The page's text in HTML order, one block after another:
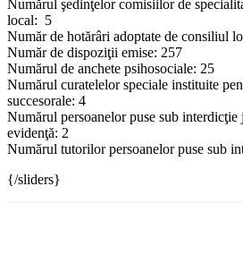
Numărul şedinţelor comisiilor de
local: 5
Număr de hotărâri adoptate de consiliul
Număr de dispoziţii emise: 257
Numărul de anchete psihosociale: 25
Numărul curatelelor speciale instituite
succesorale: 4
Numărul persoanelor puse sub interdicţie
evidenţă: 2
Numărul tutorilor persoanelor puse sub
{/sliders}